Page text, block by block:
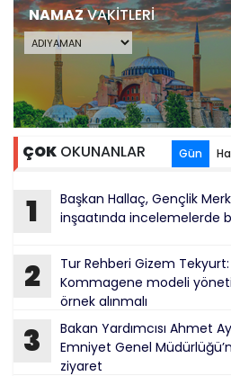
NAMAZVAKİTLERİ
ÇOKOKUNANLAR Gün
1
Başkan Hallaç, Gençlik
inşaatında incelemelerde
2
Tur Rehberi Gizem Tekyurt:
Kommagene modeli
örnek alınmalı
3
Bakan Yardımcısı Ahmet
Emniyet Genel
ziyaret